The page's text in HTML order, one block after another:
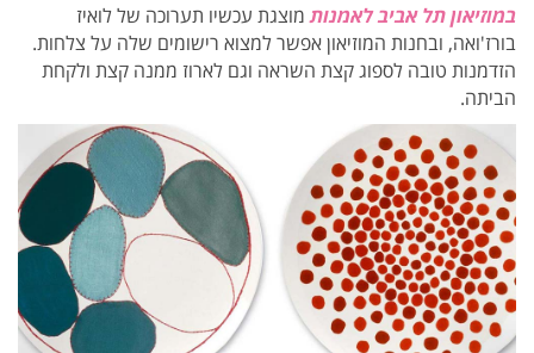
במוזיאון תל אביב לאמנות מוצגת עכשיו תערוכה של לואיז
בורז'ואה, ובחנות המוזיאון אפשר למצוא רישומים שלה על צלחות.
הזדמנות טובה לספוג קצת השראה וגם לארוז ממנה קצת ולקחת
הביתה.